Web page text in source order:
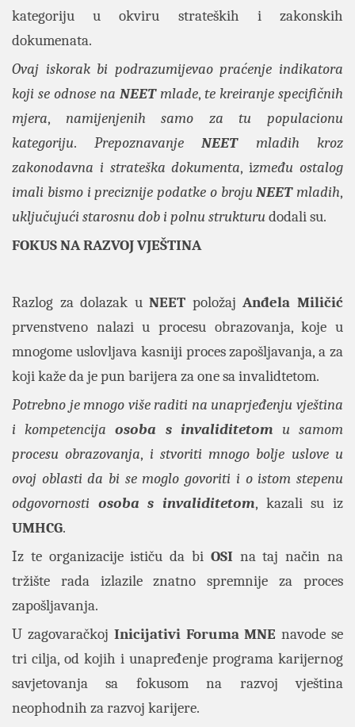
kategoriju u okviru strateških i zakonskih
dokumenata.
Ovaj iskorak bi podrazumijevao praćenje indikatora
koji se odnose na NEETmlade, te kreiranje specifičnih
mjera, namijenjenih samo za tu populacionu
kategoriju. Prepoznavanje NEETmladih kroz
zakonodavna i strateška dokumenta, između ostalog
imali bismo i preciznije podatke o brojuNEETmladih,
uključujući starosnu dob i polnu strukturudodali su.
FOKUS NA RAZVOJ VJEŠTINA
Razlog za dolazak uNEET položajAnđela Miličić
prvenstveno nalazi u procesu obrazovanja, koje u
mnogome uslovljava kasniji proces zapošljavanja, a za
koji kaže da je pun barijera za one sa invalidtetom.
Potrebno je mnogo više raditi na unaprjeđenju vještina
i kompetencijaosoba s invaliditetom u samom
procesu obrazovanja, i stvoriti mnogo bolje uslove u
ovoj oblasti da bi se moglo govoriti i o istom stepenu
odgovornosti osoba s invaliditetom, kazali su iz
UMHCG.
Iz te organizacije ističu da bi OSIna taj način na
tržište rada izlazile znatno spremnije za proces
zapošljavanja.
U zagovaračkoj Inicijativi Foruma MNE navode se
tri cilja, od kojih i unapređenje programa karijernog
savjetovanja sa fokusom na razvoj vještina
neophodnih za razvoj karijere.